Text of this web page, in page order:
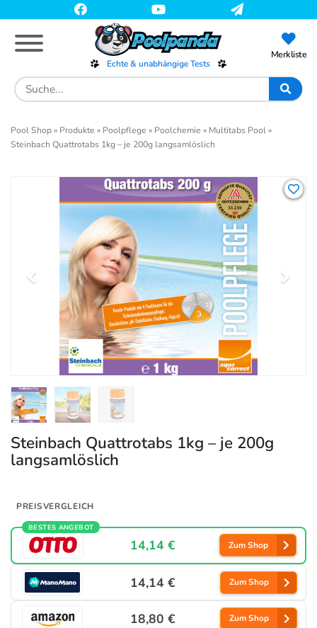
to
main
content
Echte & unabhängige Tests
Search
for:
Merkliste
Pool Shop» Produkte » Poolpflege » Poolchemie » Multitabs Pool»
Steinbach Quattrotabs 1kg – je 200g langsamlöslich
Steinbach Quattrotabs 1kg – je 200g
langsamlöslich
PREISVERGLEICH
BESTES ANGEBOT
14,14 € Zum Shop
14,14 € Zum Shop
18,80 € Zum Shop